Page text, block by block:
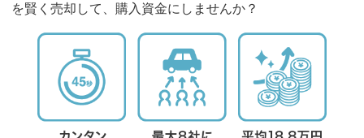
を賢く売却して、購入資金にしませんか？